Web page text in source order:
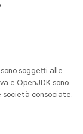
soggetti alle
e OpenJDK sono
consociate.